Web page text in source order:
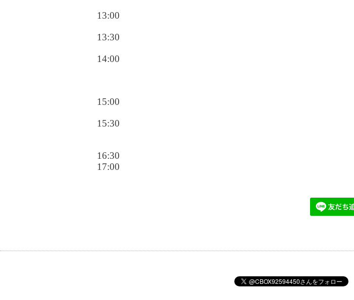
13:00
13:30
14:00
15:00
15:30
16:30
17:00